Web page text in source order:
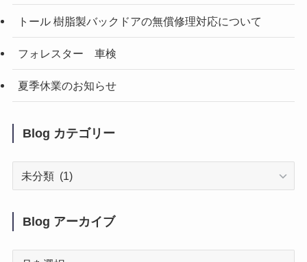
トール 樹脂製バックドアの無償修理対応について
フォレスター 車検
夏季休業のお知らせ
Blog カテゴリー
Blog
ー
Blog アーカイブ
Blog